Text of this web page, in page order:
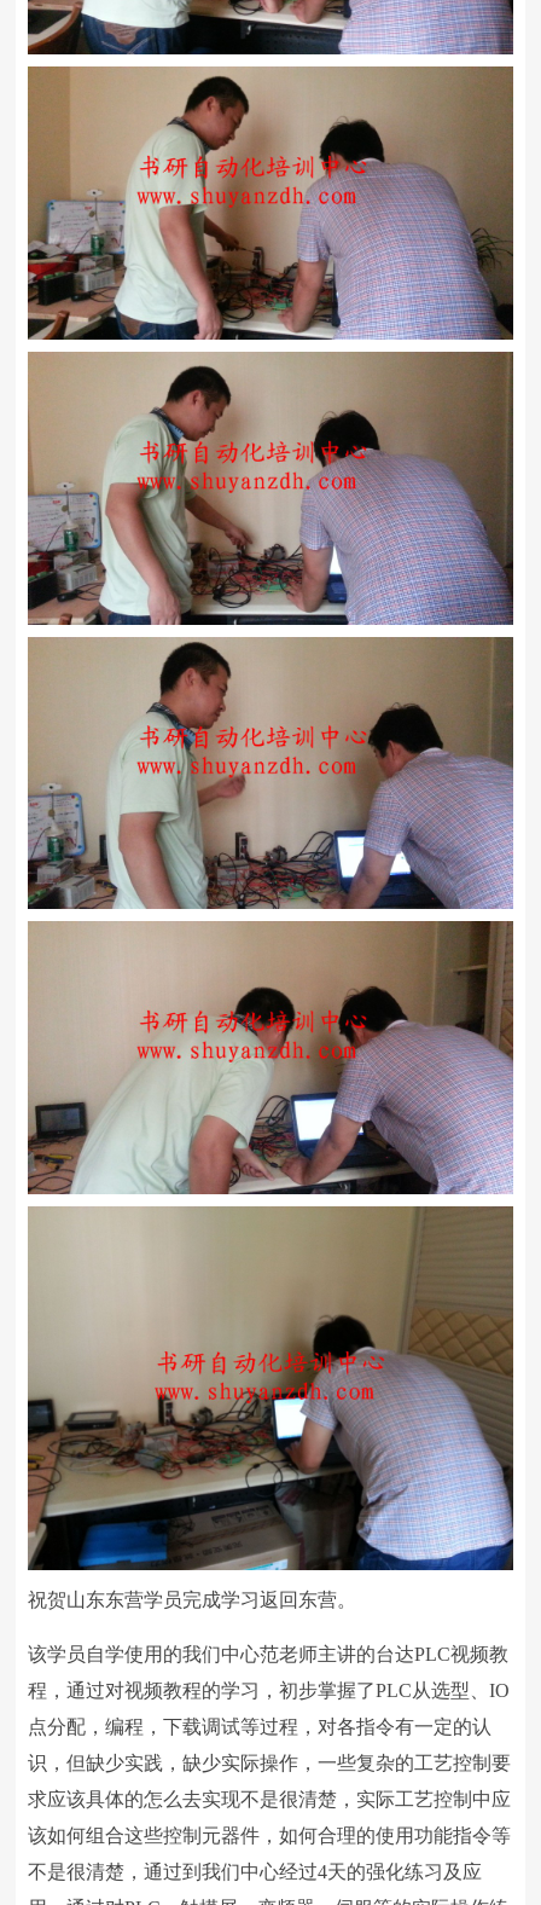
祝贺山东东营学员完成学习返回东营。
该学员自学使用的我们中心范老师主讲的台达PLC视频教
程，通过对视频教程的学习，初步掌握了PLC从选型、IO
点分配，编程，下载调试等过程，对各指令有一定的认
识，但缺少实践，缺少实际操作，一些复杂的工艺控制要
求应该具体的怎么去实现不是很清楚，实际工艺控制中应
该如何组合这些控制元器件，如何合理的使用功能指令等
不是很清楚，通过到我们中心经过4天的强化练习及应